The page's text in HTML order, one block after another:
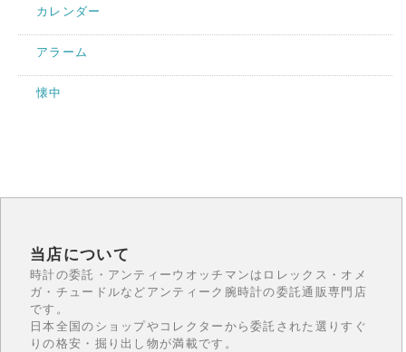
カレンダー
アラーム
懐中
当店について
時計の委託・アンティーウオッチマンはロレックス・オメ
ガ・チュードルなどアンティーク腕時計の委託通販専門店
です。
日本全国のショップやコレクターから委託された選りすぐ
りの格安・掘り出し物が満載です。